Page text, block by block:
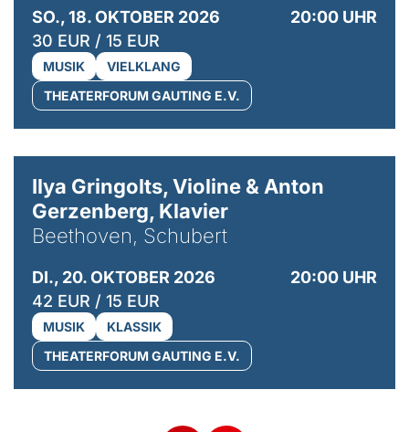
SO., 18. OKTOBER 2026
20:00 UHR
30 EUR / 15 EUR
MUSIK
VIELKLANG
THEATERFORUM GAUTING E.V.
Ilya Gringolts, Violine & Anton
Gerzenberg, Klavier
Beethoven, Schubert
DI., 20. OKTOBER 2026
20:00 UHR
42 EUR / 15 EUR
MUSIK
KLASSIK
THEATERFORUM GAUTING E.V.